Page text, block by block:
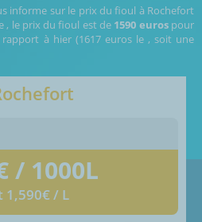
informe sur le prix du fioul à Rochefort
, le prix du fioul est de 1590 eurospour
à hier (1617 euros le , soit une
/ 1000L
1,590€ / L